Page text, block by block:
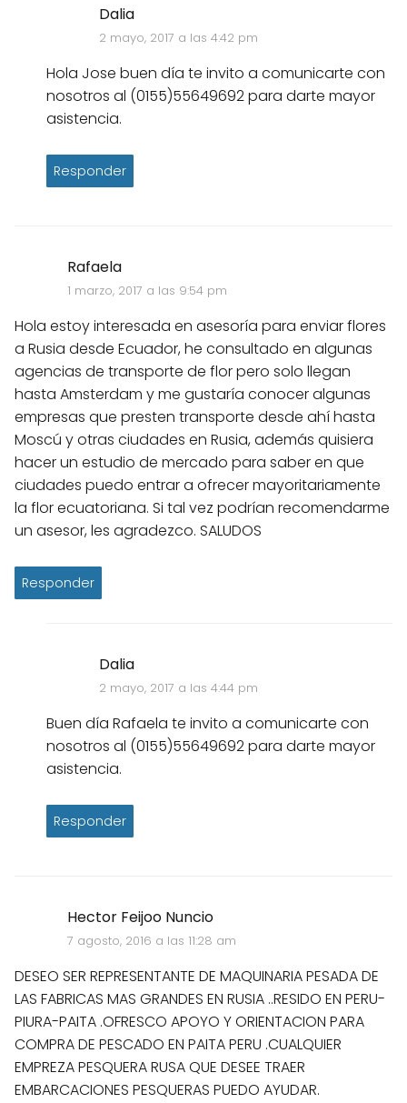
Dalia
2 mayo, 2017 a las 4:42 pm
Hola Jose buen día te invito a comunicarte con
nosotros al (0155)55649692 para darte mayor
asistencia.
Responder
Rafaela
1 marzo, 2017 a las 9:54 pm
Hola estoy interesada en asesoría para enviar flores
a Rusia desde Ecuador, he consultado en algunas
agencias de transporte de flor pero solo llegan
hasta Amsterdam y me gustaría conocer algunas
empresas que presten transporte desde ahí hasta
Moscú y otras ciudades en Rusia, además quisiera
hacer un estudio de mercado para saber en que
ciudades puedo entrar a ofrecer mayoritariamente
la flor ecuatoriana. Si tal vez podrían recomendarme
un asesor, les agradezco. SALUDOS
Responder
Dalia
2 mayo, 2017 a las 4:44 pm
Buen día Rafaela te invito a comunicarte con
nosotros al (0155)55649692 para darte mayor
asistencia.
Responder
Hector Feijoo Nuncio
7 agosto, 2016 a las 11:28 am
DESEO SER REPRESENTANTE DE MAQUINARIA PESADA DE
LAS FABRICAS MAS GRANDES EN RUSIA ..RESIDO EN PERU-
PIURA-PAITA .OFRESCO APOYO Y ORIENTACION PARA
COMPRA DE PESCADO EN PAITA PERU .CUALQUIER
EMPREZA PESQUERA RUSA QUE DESEE TRAER
EMBARCACIONES PESQUERAS PUEDO AYUDAR.